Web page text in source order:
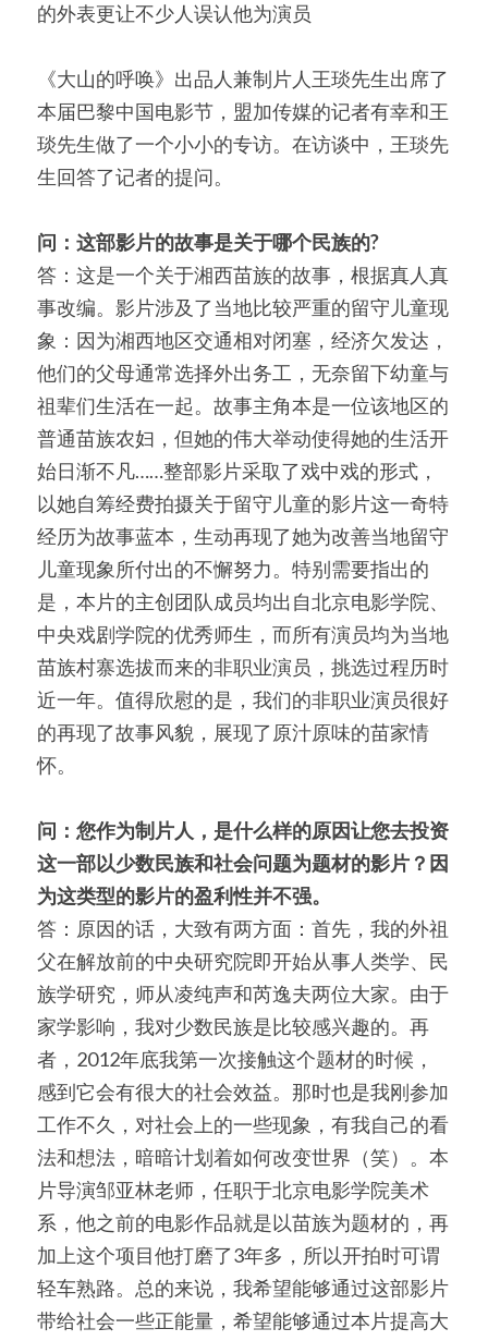
的外表更让不少人误认他为演员
《大山的呼唤》出品人兼制片人王琰先生出席了
本届巴黎中国电影节，盟加传媒的记者有幸和王
琰先生做了一个小小的专访。在访谈中，王琰先
生回答了记者的提问。
问：这部影片的故事是关于哪个民族的?
答：这是一个关于湘西苗族的故事，根据真人真
事改编。影片涉及了当地比较严重的留守儿童现
象：因为湘西地区交通相对闭塞，经济欠发达，
他们的父母通常选择外出务工，无奈留下幼童与
祖辈们生活在一起。故事主角本是一位该地区的
普通苗族农妇，但她的伟大举动使得她的生活开
始日渐不凡……整部影片采取了戏中戏的形式，
以她自筹经费拍摄关于留守儿童的影片这一奇特
经历为故事蓝本，生动再现了她为改善当地留守
儿童现象所付出的不懈努力。特别需要指出的
是，本片的主创团队成员均出自北京电影学院、
中央戏剧学院的优秀师生，而所有演员均为当地
苗族村寨选拔而来的非职业演员，挑选过程历时
近一年。值得欣慰的是，我们的非职业演员很好
的再现了故事风貌，展现了原汁原味的苗家情
怀。
问：您作为制片人，是什么样的原因让您去投资
这一部以少数民族和社会问题为题材的影片？因
为这类型的影片的盈利性并不强。
答：原因的话，大致有两方面：首先，我的外祖
父在解放前的中央研究院即开始从事人类学、民
族学研究，师从凌纯声和芮逸夫两位大家。由于
家学影响，我对少数民族是比较感兴趣的。再
者，2012年底我第一次接触这个题材的时候，
感到它会有很大的社会效益。那时也是我刚参加
工作不久，对社会上的一些现象，有我自己的看
法和想法，暗暗计划着如何改变世界（笑）。本
片导演邹亚林老师，任职于北京电影学院美术
系，他之前的电影作品就是以苗族为题材的，再
加上这个项目他打磨了3年多，所以开拍时可谓
轻车熟路。总的来说，我希望能够通过这部影片
带给社会一些正能量，希望能够通过本片提高大